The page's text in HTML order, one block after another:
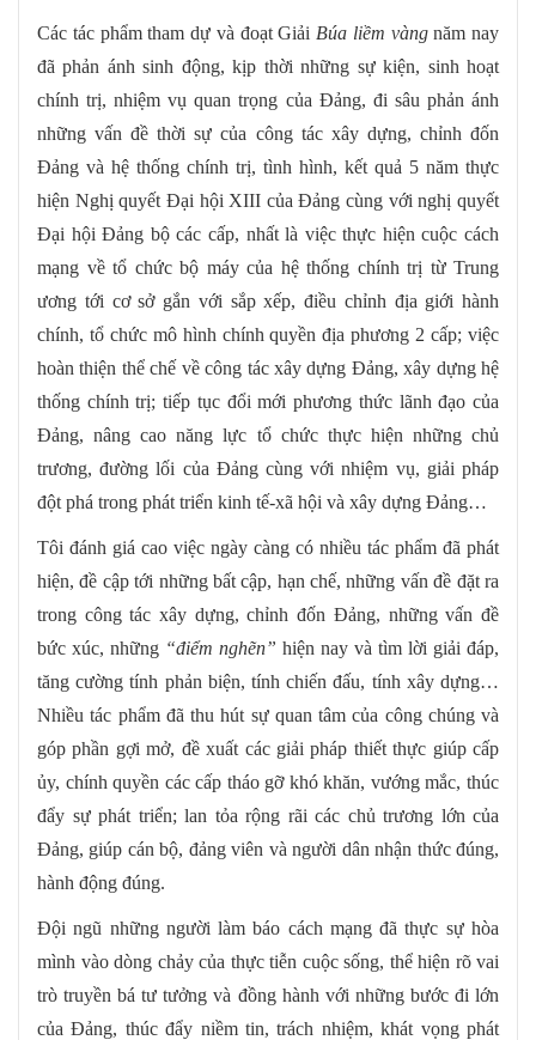
Các tác phẩm tham dự và đoạt Giải Búa liềm vàngnăm nay
đã phản ánh sinh động, kịp thời những sự kiện, sinh hoạt
chính trị, nhiệm vụ quan trọng của Đảng, đi sâu phản ánh
những vấn đề thời sự của công tác xây dựng, chỉnh đốn
Đảng và hệ thống chính trị, tình hình, kết quả 5 năm thực
hiện Nghị quyết Đại hội XIII của Đảng cùng với nghị quyết
Đại hội Đảng bộ các cấp, nhất là việc thực hiện cuộc cách
mạng về tổ chức bộ máy của hệ thống chính trị từ Trung
ương tới cơ sở gắn với sắp xếp, điều chỉnh địa giới hành
chính, tổ chức mô hình chính quyền địa phương 2 cấp; việc
hoàn thiện thể chế về công tác xây dựng Đảng, xây dựng hệ
thống chính trị; tiếp tục đổi mới phương thức lãnh đạo của
Đảng, nâng cao năng lực tổ chức thực hiện những chủ
trương, đường lối của Đảng cùng với nhiệm vụ, giải pháp
đột phá trong phát triển kinh tế-xã hội và xây dựng Đảng…
Tôi đánh giá cao việc ngày càng có nhiều tác phẩm đã phát
hiện, đề cập tới những bất cập, hạn chế, những vấn đề đặt ra
trong công tác xây dựng, chỉnh đốn Đảng, những vấn đề
bức xúc, những “điểm nghẽn” hiện nay và tìm lời giải đáp,
tăng cường tính phản biện, tính chiến đấu, tính xây dựng…
Nhiều tác phẩm đã thu hút sự quan tâm của công chúng và
góp phần gợi mở, đề xuất các giải pháp thiết thực giúp cấp
ủy, chính quyền các cấp tháo gỡ khó khăn, vướng mắc, thúc
đẩy sự phát triển; lan tỏa rộng rãi các chủ trương lớn của
Đảng, giúp cán bộ, đảng viên và người dân nhận thức đúng,
hành động đúng.
Đội ngũ những người làm báo cách mạng đã thực sự hòa
mình vào dòng chảy của thực tiễn cuộc sống, thể hiện rõ vai
trò truyền bá tư tưởng và đồng hành với những bước đi lớn
của Đảng, thúc đẩy niềm tin, trách nhiệm, khát vọng phát